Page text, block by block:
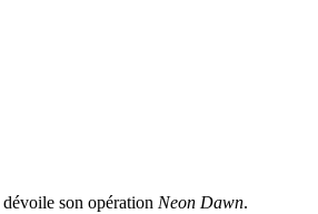
dévoile son opération Neon Dawn.